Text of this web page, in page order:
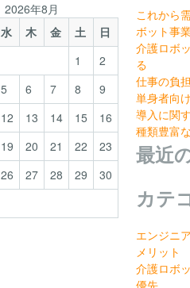
2026年8月
水 木 金 土
日
1
2
5 6 7 8
9
12 13 14 15
16
19 20 21 22
23
26 27 28 29
30
これから
ボット事
介護ロボ
る
仕事の負
単身者向
導入に関
種類豊富
最近
カテ
エンジニ
メリット
介護ロボ
優先